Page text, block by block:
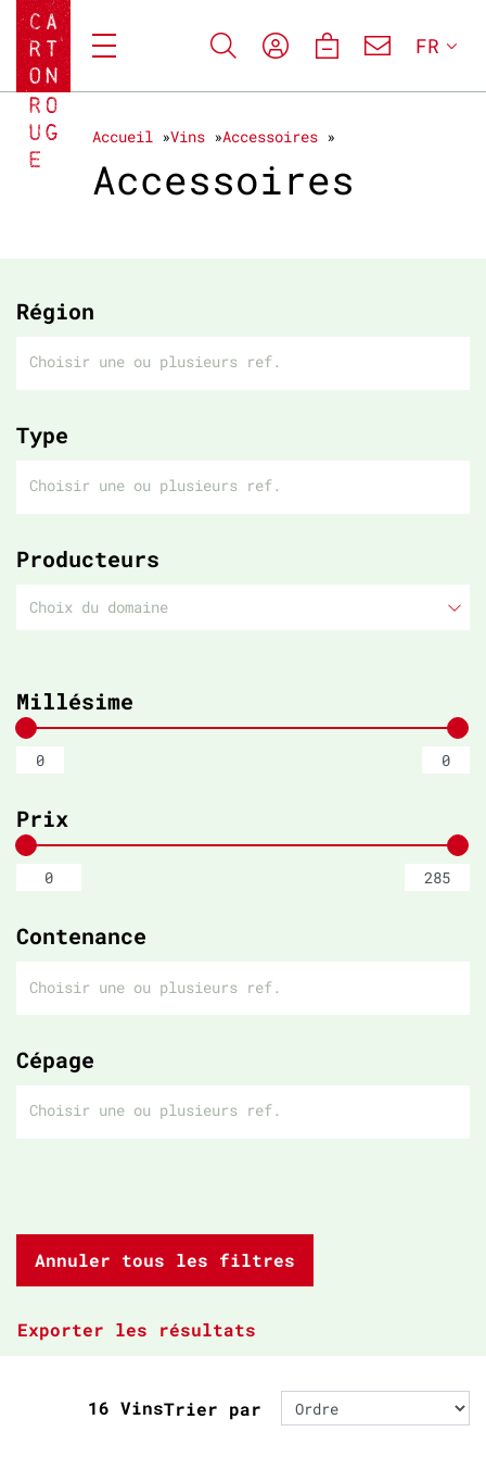
FR
Accueil Vins Accessoires
Accessoires
Région
Type
Producteurs
Choix du domaine
Millésime
Prix
Contenance
Cépage
Annuler tous les filtres
Exporter les résultats
16 VinsTrier par